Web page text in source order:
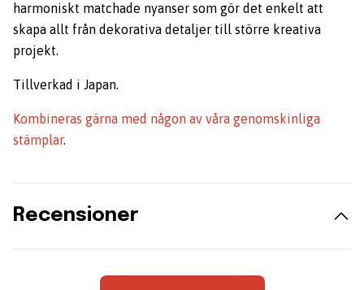
harmoniskt matchade nyanser som gör det enkelt att
skapa allt från dekorativa detaljer till större kreativa
projekt.
Tillverkad i Japan.
Kombineras gärna med någon av våra genomskinliga
stämplar.
Recensioner